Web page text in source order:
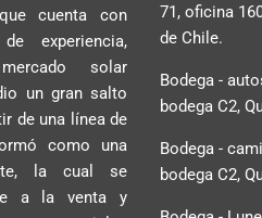
cuenta con
experiencia,
solar
un gran salto
de una línea de
como una
la cual se
a la venta y
71, oficina
de Chile.
Bodega -
bodega C2,
Bodega -
bodega C2,